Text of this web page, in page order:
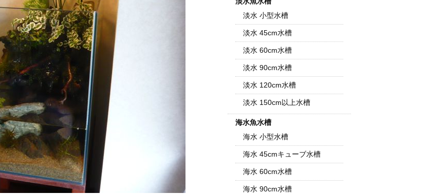
淡水 小型水槽
淡水 45cm水槽
淡水 60cm水槽
淡水 90cm水槽
淡水 120cm水槽
淡水 150cm以上水槽
海水魚水槽
海水 小型水槽
海水 45cmキューブ水槽
海水 60cm水槽
海水 90cm水槽